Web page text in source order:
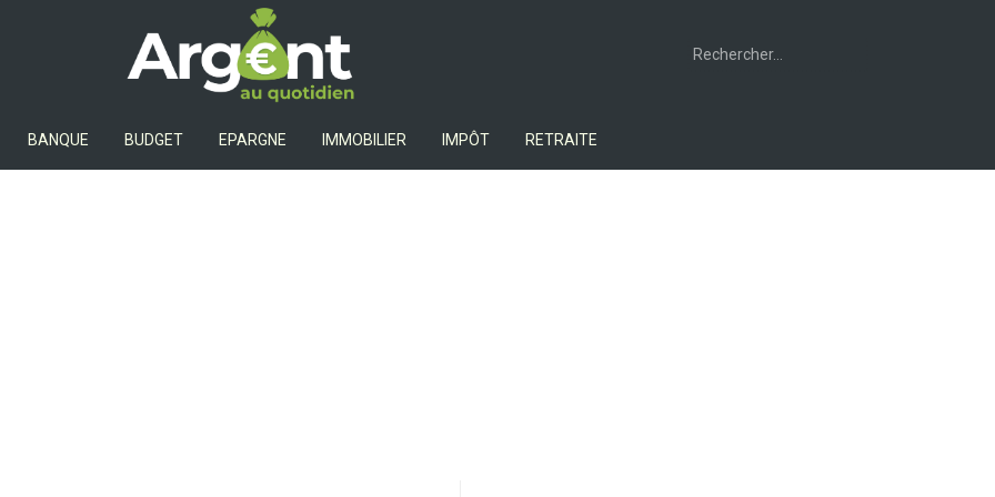
Argent Au Quotidien
Rechercher :
BANQUE BUDGET EPARGNE IMMOBILIER IMPÔT RETRAITE